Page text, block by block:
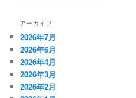
アーカイブ
2026年7月
2026年6月
2026年4月
2026年3月
2026年2月